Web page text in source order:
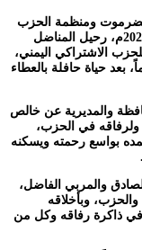
ومنظمة الحزب
بمديرية سيئون، اليوم الجمعة الموافق 17 أكتوبر 2025م، رحيل المناضل
الاشتراكي اليمني،
بعد حياة حافلة بالعطاء
والمديرية عن خالص
ولرفاقه في الحزب،
بواسع رحمته ويسكنه
والمربي الفاضل،
وبأخلاقه
في ذاكرة رفاقه وكل من